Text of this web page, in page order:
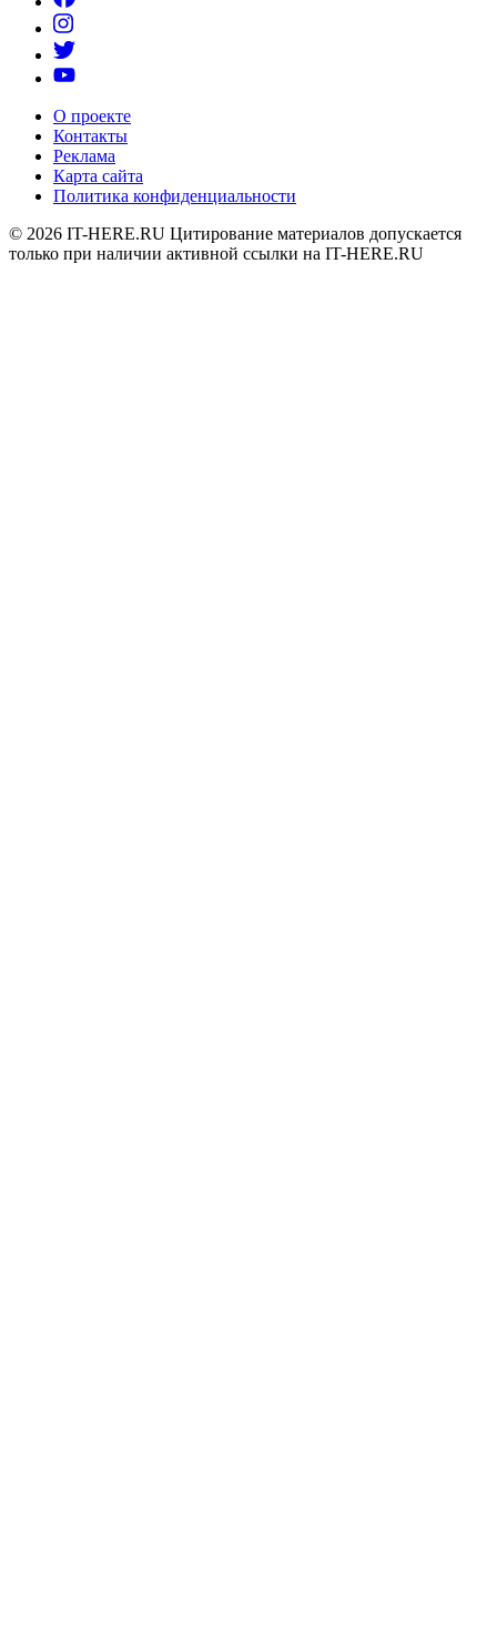
О проекте
Контакты
Реклама
Карта сайта
Политика конфиденциальности
© 2026 IT-HERE.RU Цитирование материалов допускается
только при наличии активной ссылки на IT-HERE.RU